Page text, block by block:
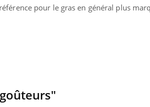
pour le gras en général plus